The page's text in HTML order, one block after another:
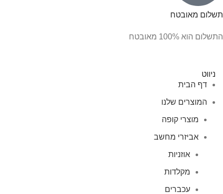
תשלום מאובטח
התשלום הוא 100% מאובטח
ניווט
דף הבית
המוצרים שלנו
מוצרי קופה
אביזרי מחשב
אוזניות
מקלדות
עכברים